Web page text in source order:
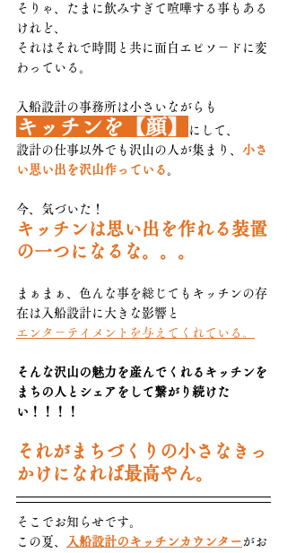
そりゃ、たまに飲みすぎて喧嘩する事もある
けれど、
それはそれで時間と共に面白エピソ－ドに変
わっている。
入船設計の事務所は小さいながらも
キッチンを【顔】
にして、
設計の仕事以外でも沢山の人が集まり、 小さ
い思い出を沢山作っている
今、気づいた！
キッチンは思い出を作れる装置
の一つになるな。。。
まぁまぁ、色んな事を総じてもキッチンの存
在は入船設計に大きな影響と
エンタ－テイメントを与えてくれている。
そんな沢山の魅力を産んでくれるキッチンを
まちの人とシェアをして繋がり続けた
い！！！！
それがまちづくりの小さなきっ
かけになれば最高やん。
そこでお知らせです。
この夏、
入船設計のキッチンカウンター がお